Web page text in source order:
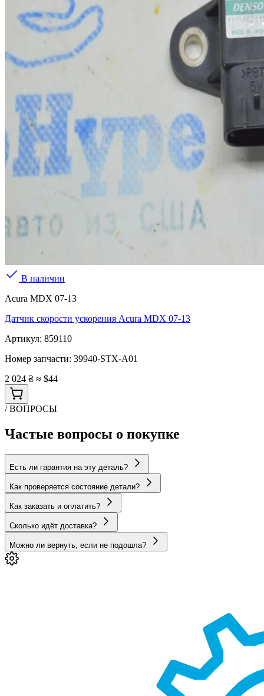
В наличии
Acura MDX 07-13
Датчик скорости ускорения Acura MDX 07-13
Артикул: 859110
Номер запчасти: 39940-STX-A01
2 024 ₴ ≈ $44
/ ВОПРОСЫ
Частые вопросы о покупке
Есть ли гарантия на эту деталь?
Как проверяется состояние детали?
Как заказать и оплатить?
Сколько идёт доставка?
Можно ли вернуть, если не подошла?